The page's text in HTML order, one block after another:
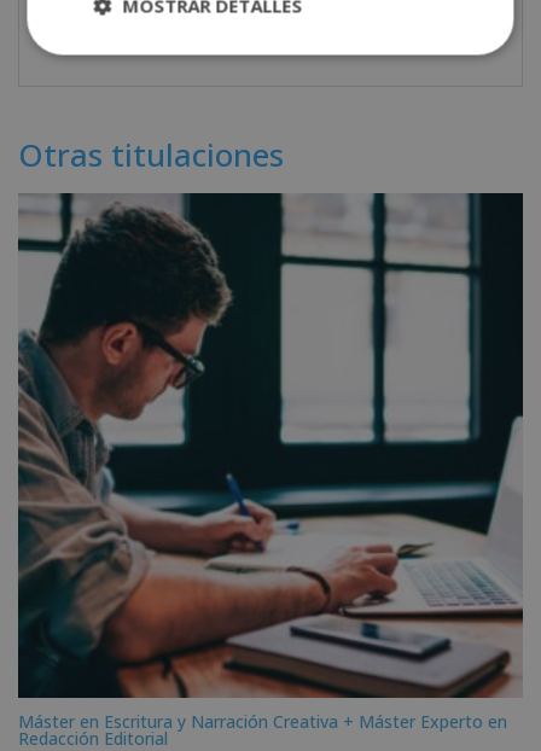
entre alguien que sabe escribir y alguien que sabe
Otras titulaciones
Máster en Escritura y Narración Creativa + Máster Experto en
Redacción Editorial
MOSTRAR DETALLES